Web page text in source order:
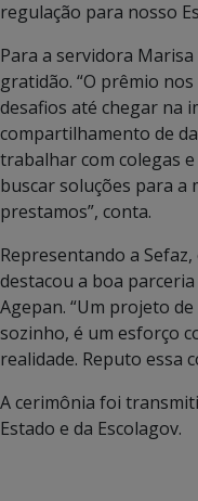
regulação para nosso
Para a servidora
gratidão. “O prêmio
desafios até chegar na
compartilhamento de
trabalhar com colegas
buscar soluções para a
prestamos”, conta.
Representando a
destacou a boa
Agepan. “Um projeto
sozinho, é um esforço
realidade. Reputo essa
A cerimônia foi
Estado e da Escolagov.